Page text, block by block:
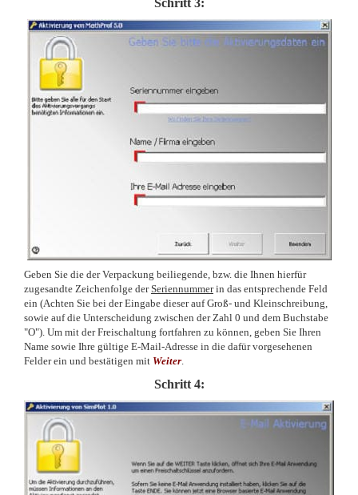
Geben Sie die der Verpackung beiliegende, bzw. die Ihnen hierfür
zugesandte Zeichenfolge derSeriennummerin das entsprechende Feld
ein (Achten Sie bei der Eingabe dieser auf Groß- und Kleinschreibung,
sowie auf die Unterscheidung zwischen der Zahl 0 und dem Buchstabe
"O"). Um mit der Freischaltung fortfahren zu können, geben Sie Ihren
Name sowie Ihre gültige E-Mail-Adresse in die dafür vorgesehenen
Felder ein und bestätigen mit Weiter
Schritt 4: